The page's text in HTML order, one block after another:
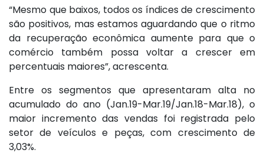
“Mesmo que baixos, todos os índices de crescimento
são positivos, mas estamos aguardando que o ritmo
da recuperação econômica aumente para que o
comércio também possa voltar a crescer em
percentuais maiores”, acrescenta.
Entre os segmentos que apresentaram alta no
acumulado do ano (Jan.19-Mar.19/Jan.18-Mar.18), o
maior incremento das vendas foi registrada pelo
setor de veículos e peças, com crescimento de
3,03%.